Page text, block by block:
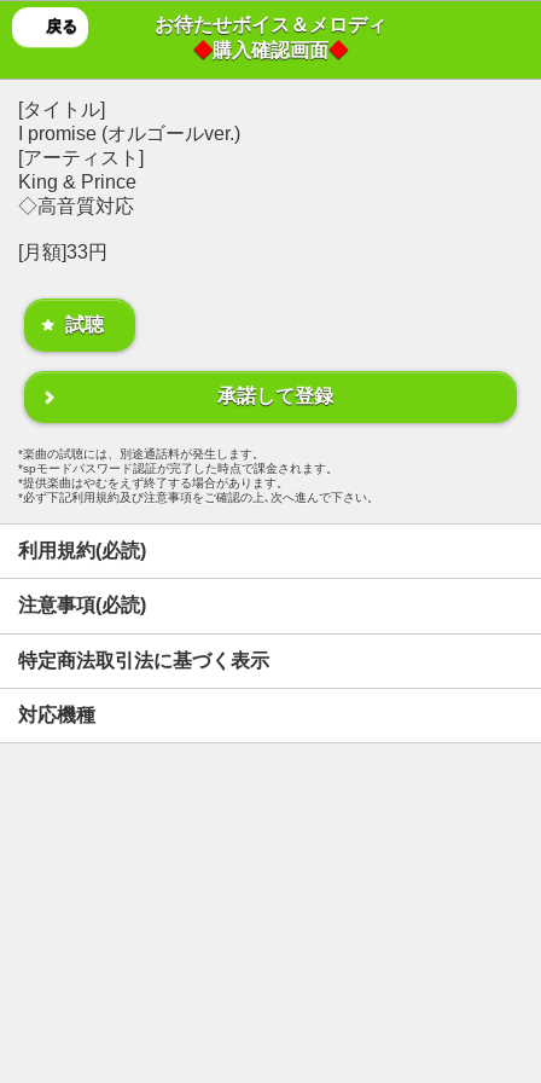
戻る
お待たせボイス＆メロディ
◆購入確認画面◆
[タイトル]
I promise (オルゴールver.)
[アーティスト]
King & Prince
◇高音質対応
[月額]33円
試聴
承諾して登録
楽曲の試聴には、別途通話料が発生します。
spモードパスワード認証が完了した時点で課金されます。
提供楽曲はやむをえず終了する場合があります。
必ず下記利用規約及び注意事項をご確認の上､次へ進んで下さい。
利用規約(必読)
注意事項(必読)
特定商法取引法に基づく表示
対応機種